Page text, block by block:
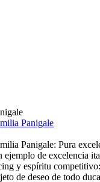
Panigale
Panigale: Pura
ejemplo de excelencia
y espíritu
de deseo de todo